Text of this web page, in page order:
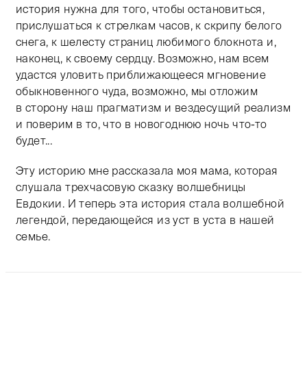
история нужна для того, чтобы остановиться,
прислушаться к стрелкам часов, к скрипу белого
снега, к шелесту страниц любимого блокнота и,
наконец, к своему сердцу. Возможно, нам всем
удастся уловить приближающееся мгновение
обыкновенного чуда, возможно, мы отложим
в сторону наш прагматизм и вездесущий реализм
и поверим в то, что в новогоднюю ночь что-то
будет...
Эту историю мне рассказала моя мама, которая
слушала трехчасовую сказку волшебницы
Евдокии. И теперь эта история стала волшебной
легендой, передающейся из уст в уста в нашей
семье.